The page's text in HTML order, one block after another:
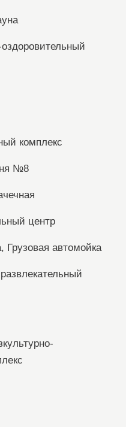
комплекс
№8
центр
Грузовая автомойка